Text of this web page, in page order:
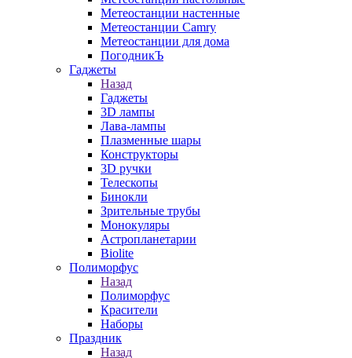
Метеостанции настенные
Метеостанции Camry
Метеостанции для дома
ПогодникЪ
Гаджеты
Назад
Гаджеты
3D лампы
Лава-лампы
Плазменные шары
Конструкторы
3D ручки
Телескопы
Бинокли
Зрительные трубы
Монокуляры
Астропланетарии
Biolite
Полиморфус
Назад
Полиморфус
Красители
Наборы
Праздник
Назад